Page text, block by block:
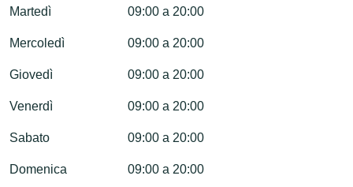
Martedì 09:00 a 20:00
Mercoledì 09:00 a 20:00
Giovedì 09:00 a 20:00
Venerdì 09:00 a 20:00
Sabato 09:00 a 20:00
Domenica 09:00 a 20:00